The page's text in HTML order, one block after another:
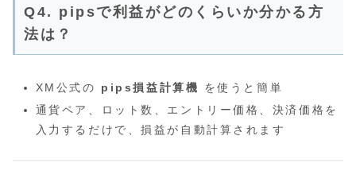
Q4. pipsで利益がどのくらいか分かる方
法は？
XM公式の pips損益計算機
を使うと簡単
通貨ペア、ロット数、エントリー価格、決済価格を
入力するだけで、損益が自動計算されます